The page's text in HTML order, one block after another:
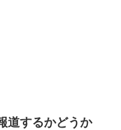
道するかどうか